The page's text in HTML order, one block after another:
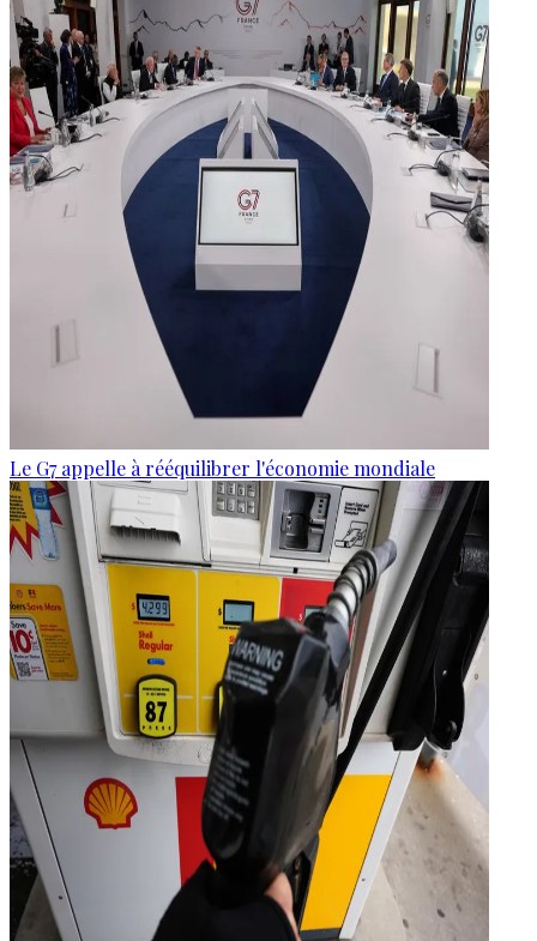
Le G7 appelle à rééquilibrer l'économie mondiale